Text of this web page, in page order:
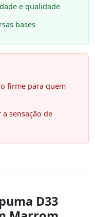
e qualidade
bases
firme para quem
sensação de
D33